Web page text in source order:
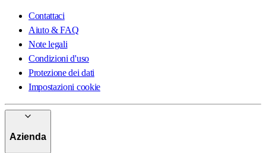
Contattaci
Aiuto & FAQ
Note legali
Condizioni d'uso
Protezione dei dati
Impostazioni cookie
Azienda